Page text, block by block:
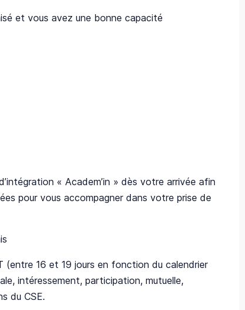
et vous avez une bonne capacité
« Academ’in » dès votre arrivée afin
pour vous accompagner dans votre prise de
16 et 19 jours en fonction du calendrier
intéressement, participation, mutuelle,
du CSE.